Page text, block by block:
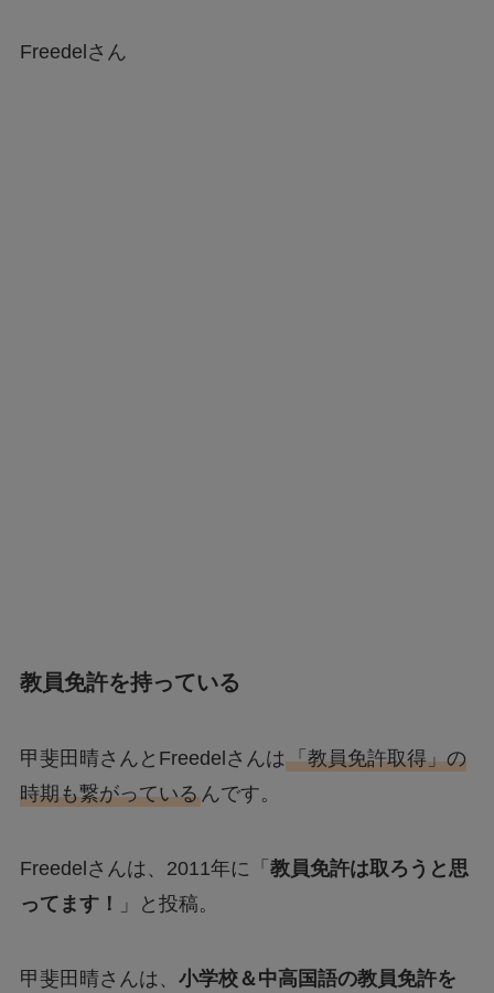
Freedelさん
教員免許を持っている
甲斐田晴さんとFreedelさんは「教員免許取得」の
時期も繋がっているんです。
Freedelさんは、2011年に「 教員免許は取ろうと思
ってます！
」と投稿。
甲斐田晴さんは、 小学校＆中高国語の教員免許を